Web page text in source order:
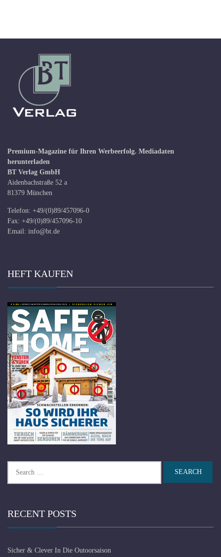
Premium-Magazine für Ihren Werbeerfolg. Mediadaten
herunterladen
BT Verlag GmbH
Aidenbachstraße 52 a
81379 München
Telefon: +49/(0)89/457096-0
Fax: +49/(0)89/457096-10
Email: info@bt.de
HEFT KAUFEN
for:
RECENT POSTS
Sicher & Clever In Die Outoorsaison